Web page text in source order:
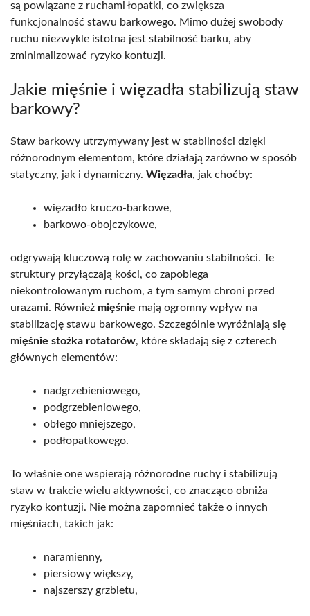
są powiązane z ruchami łopatki, co zwiększa
funkcjonalność stawu barkowego. Mimo dużej swobody
ruchu niezwykle istotna jest stabilność barku, aby
zminimalizować ryzyko kontuzji.
Jakie mięśnie i więzadła stabilizują staw
barkowy?
Staw barkowy utrzymywany jest w stabilności dzięki
różnorodnym elementom, które działają zarówno w sposób
statyczny, jak i dynamiczny. Więzadła, jak choćby:
więzadło kruczo-barkowe,
barkowo-obojczykowe,
odgrywają kluczową rolę w zachowaniu stabilności. Te
struktury przyłączają kości, co zapobiega
niekontrolowanym ruchom, a tym samym chroni przed
urazami. Również mięśnie mają ogromny wpływ na
stabilizację stawu barkowego. Szczególnie wyróżniają się
mięśnie stożka rotatorów, które składają się z czterech
głównych elementów:
nadgrzebieniowego,
podgrzebieniowego,
obłego mniejszego,
podłopatkowego.
To właśnie one wspierają różnorodne ruchy i stabilizują
staw w trakcie wielu aktywności, co znacząco obniża
ryzyko kontuzji. Nie można zapomnieć także o innych
mięśniach, takich jak:
naramienny,
piersiowy większy,
najszerszy grzbietu,